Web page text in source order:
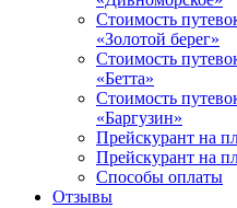
Стоимость
«Золотой берег»
Стоимость
«Бетта»
Стоимость
«Баргузин»
Прейскурант на
Прейскурант на
Способы оплаты
Отзывы